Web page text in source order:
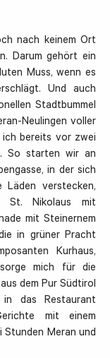
nach keinem Ort
Darum gehört ein
Muss, wenn es
Und auch
Stadtbummel
Neulingen voller
bereits vor zwei
So starten wir an
in der sich
Läden verstecken,
St. Nikolaus mit
mit Steinernem
in grüner Pracht
Kurhaus,
mich für die
dem Pur Südtirol
in das Restaurant
mit einem
Meran und